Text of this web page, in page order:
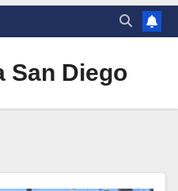
San Diego